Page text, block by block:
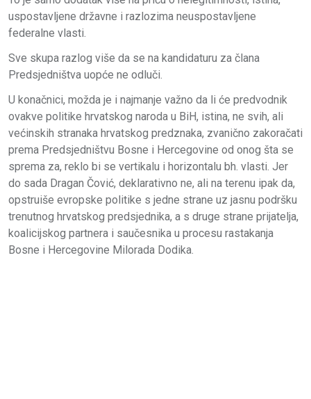
uspostavljene državne i razlozima neuspostavljene
federalne vlasti.
Sve skupa razlog više da se na kandidaturu za člana
Predsjedništva uopće ne odluči.
U konačnici, možda je i najmanje važno da li će predvodnik
ovakve politike hrvatskog naroda u BiH, istina, ne svih, ali
većinskih stranaka hrvatskog predznaka, zvanično zakoračati
prema Predsjedništvu Bosne i Hercegovine od onog šta se
sprema za, reklo bi se vertikalu i horizontalu bh. vlasti. Jer
do sada Dragan Čović, deklarativno ne, ali na terenu ipak da,
opstruiše evropske politike s jedne strane uz jasnu podršku
trenutnog hrvatskog predsjednika, a s druge strane prijatelja,
koalicijskog partnera i saučesnika u procesu rastakanja
Bosne i Hercegovine Milorada Dodika.